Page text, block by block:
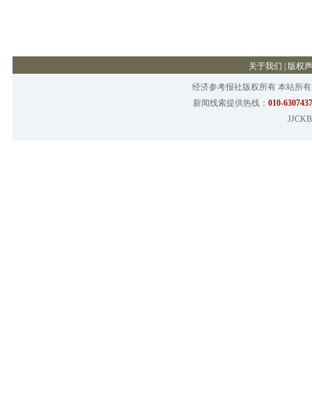
关于我们 版权
经济参考报社版权所有 本站所
新闻线索提供热线： 010-